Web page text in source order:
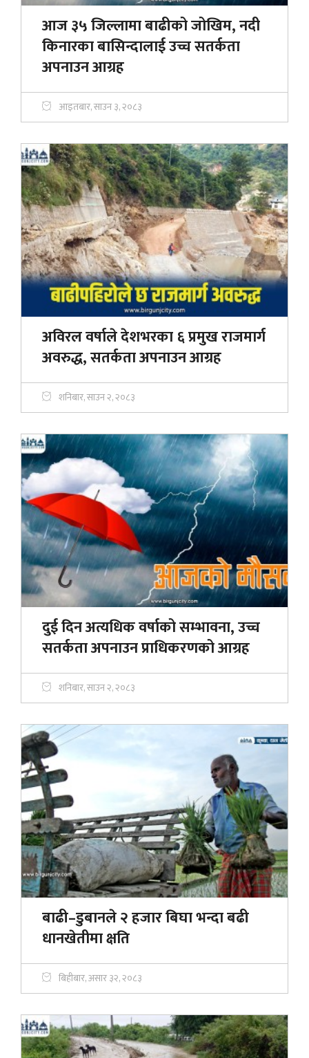
आज ३५ जिल्लामा बाढीको जोखिम, नदी
किनारका बासिन्दालाई उच्च सतर्कता
अपनाउन आग्रह
आइतबार, साउन ३, २०८३
अविरल वर्षाले देशभरका ६ प्रमुख राजमार्ग
अवरुद्ध, सतर्कता अपनाउन आग्रह
शनिबार, साउन २, २०८३
दुई दिन अत्यधिक वर्षाको सम्भावना, उच्च
सतर्कता अपनाउन प्राधिकरणको आग्रह
शनिबार, साउन २, २०८३
बाढी–डुबानले २ हजार बिघा भन्दा बढी
धानखेतीमा क्षति
बिहीबार, असार ३२, २०८३